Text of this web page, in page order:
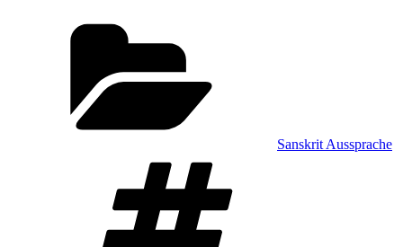
Sanskrit Aussprache